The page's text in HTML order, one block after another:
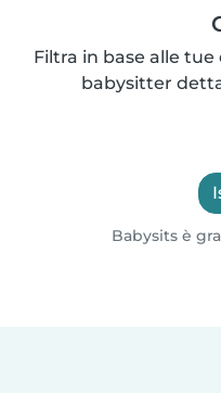
Filtra in base alle tue
babysitter
Babysits è